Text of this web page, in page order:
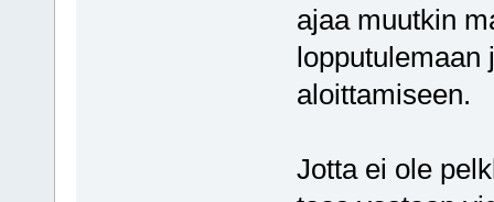
ajaa muutkin
lopputulemaan
aloittamiseen.
Jotta ei ole